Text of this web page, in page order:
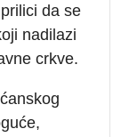
da se
nadilazi
crkve.